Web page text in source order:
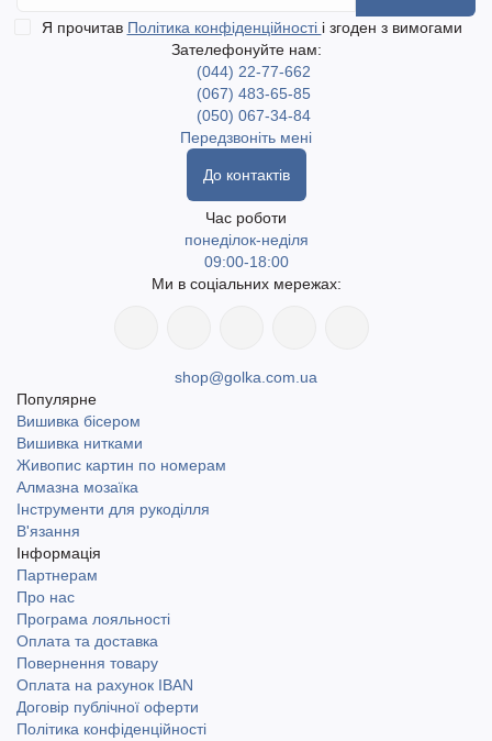
Я прочитав Політика конфіденційності і згоден з вимогами
Зателефонуйте нам:
(044) 22-77-662
(067) 483-65-85
(050) 067-34-84
Передзвоніть мені
До контактів
Час роботи
понеділок-неділя
09:00-18:00
Ми в соціальних мережах:
shop@golka.com.ua
Популярне
Вишивка бісером
Вишивка нитками
Живопис картин по номерам
Алмазна мозаїка
Інструменти для рукоділля
В'язання
Інформація
Партнерам
Про нас
Програма лояльності
Оплата та доставка
Повернення товару
Оплата на рахунок IBAN
Договір публічної оферти
Політика конфіденційності